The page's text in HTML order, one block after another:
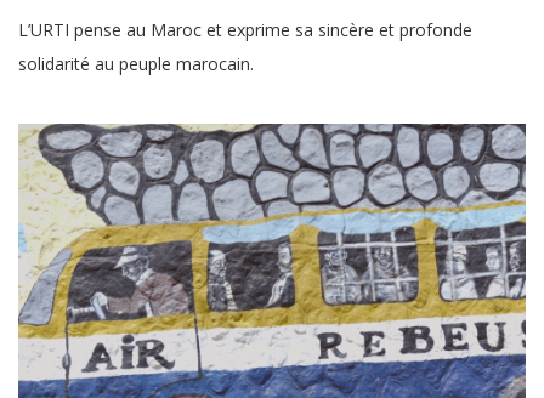
L’URTI pense au Maroc et exprime sa sincère et profonde
solidarité au peuple marocain.